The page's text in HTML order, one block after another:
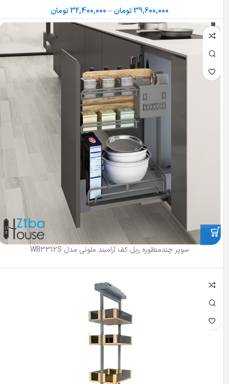
39,600,000تومان –
32,400,000تومان
سوپر چندمنظوره ریل کف آرامبند ملونی مدل WB3312S